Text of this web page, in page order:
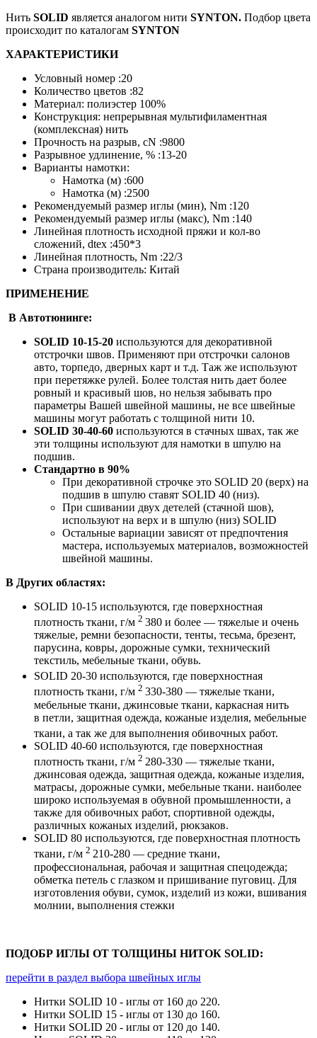
НитьSOLIDявляется аналогом нити
Условный номер :20
Количество цветов :82
Материал: полиэстер 100%
Конструкция: непрерывная мультифиламентная
(комплексная) нить
Прочность на разрыв, cN :9800
Разрывное удлинение, % :13-20
Варианты намотки:
Намотка (м) :600
Намотка (м) :2500
Рекомендуемый размер иглы (мин), Nm :120
Рекомендуемый размер иглы (макс), Nm :140
Линейная плотность исходной пряжи и кол-во
сложений, dtex :450*3
Линейная плотность, Nm :22/3
SOLID10-15-20используются для декоративной
отстрочки швов. Применяют при отстрочки салонов
авто, торпедо, дверных карт и т.д. Таж же используют
при перетяжке рулей. Более толстая нить дает более
ровный и красивый шов, но нельзя забывать про
параметры Вашей швейной машины, не все швейные
машины могут работать с толщиной нити 10.
SOLID30-40-60используются в стачных швах, так же
эти толщины используют для намотки в шпулю на
подшив.
Стандартно в 90%
При декоративной строчке это SOLID 20 (верх) на
подшив в шпулю ставят SOLID 40 (низ).
При сшивании двух детелей (стачной шов),
используют на верх и в шпулю (низ) SOLID
Остальные вариации зависят от предпочтения
мастера, используемых материалов, возможностей
SOLID 10-15 используются, где поверхностная
плотность ткани, г/м2380 и более — тяжелые и очень
тяжелые, ремни безопасности, тенты, тесьма, брезент,
парусина, ковры, дорожные сумки, технический
текстиль, мебельные ткани, обувь.
SOLID 20-30 используются, где поверхностная
плотность ткани, г/м2330-380 — тяжелые ткани,
мебельные ткани, джинсовые ткани, каркасная нить
в петли, защитная одежда, кожаные изделия, мебельные
ткани, а так же для выполнения обивочных работ.
SOLID 40-60 используются, где поверхностная
плотность ткани, г/м2280-330 — тяжелые ткани,
джинсовая одежда, защитная одежда, кожаные изделия,
матрасы, дорожные сумки, мебельные ткани. наиболее
широко используемая в обувной промышленности, а
также для обивочных работ, спортивной одежды,
различных кожаных изделий, рюкзаков.
SOLID 80 используются, где поверхностная плотность
ткани, г/м2210-280 — средние ткани,
профессиональная, рабочая и защитная спецодежда;
обметка петель с глазком и пришивание пуговиц. Для
изготовления обуви, сумок, изделий из кожи, вшивания
Нитки SOLID 10 - иглы от 160 до 220.
Нитки SOLID 15 - иглы от 130 до 160.